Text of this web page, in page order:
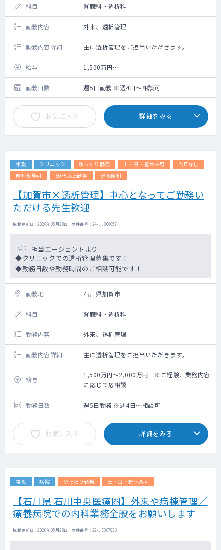
科目 腎臓科・透析科
勤務内容 外来、透析管理
勤務内容詳細 主に透析管理をご担当いただきます。
給与 1,500万円～
勤務日数 週5日勤務 ※週4日～相談可
お気に入り 詳細をみる
常勤 クリニック ゆったり勤務 土・日・祝休み可
当直なし
時短勤務可
60代以上歓迎 通勤便利
【加賀市×透析管理】中心となってご勤務い
ただける先生歓迎
掲載更新日 : 2026年05月28日 案件番号 : 24-JJ006657
担当エージェントより
◆クリニックでの透析管理募集です！
◆勤務日数や勤務時間のご相談可能です！
勤務地 石川県加賀市
科目 腎臓科・透析科
勤務内容 外来、透析管理
勤務内容詳細 主に透析管理をご担当いただきます。
給与
1,500万円～2,000万円 ※ご経験、業務内容
に応じて応相談
勤務日数 週5日勤務 ※週4日～相談可
お気に入り 詳細をみる
常勤 病院 ゆったり勤務 土・日・祝休み可
【石川県 石川中央医療圏】外来や病棟管理／
療養病院での内科業務全般をお願いします
掲載更新日 : 2026年05月28日 案件番号 : 22-JE007836